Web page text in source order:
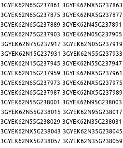
3GYEK62N65G237861 3GYEK62NX5G237863
3GYEK62N65G237875 3GYEK62NX5G237877
3GYEK62N65G237889 3GYEK62N45G237891
3GYEK62N75G237903 3GYEK62N05G237905
3GYEK62N75G237917 3GYEK62N05G237919
3GYEK62N15G237931 3GYEK62N55G237933
3GYEK62N15G237945 3GYEK62N55G237947
3GYEK62N15G237959 3GYEK62NX5G237961
3GYEK62N65G237973 3GYEK62NX5G237975
3GYEK62N65G237987 3GYEK62NX5G237989
3GYEK62N55G238001 3GYEK62N95G238003
3GYEK62N55G238015 3GYEK62N95G238017
3GYEK62N55G238029 3GYEK62N35G238031
3GYEK62NX5G238043 3GYEK62N35G238045
3GYEK62NX5G238057 3GYEK62N35G238059